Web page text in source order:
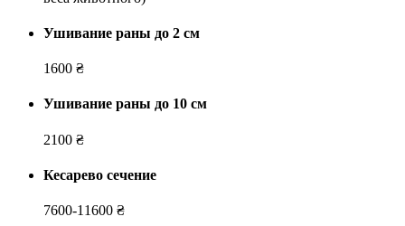
Ушивание раны до 2 см
1600 ₴
Ушивание раны до 10 см
2100 ₴
Кесарево сечение
7600-11600 ₴